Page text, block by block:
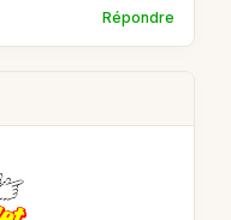
Répondre